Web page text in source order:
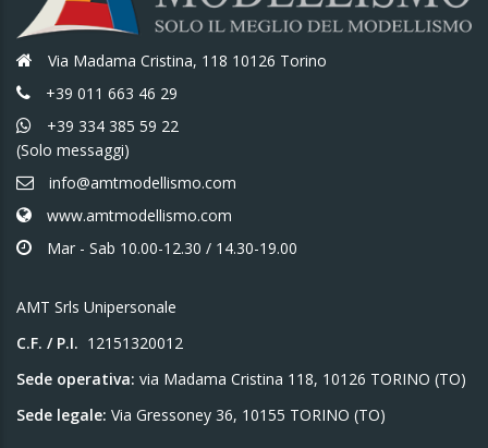
Via Madama Cristina, 118 10126 Torino
+39 011 663 46 29
+39 334 385 59 22
(Solo messaggi)
info@amtmodellismo.com
www.amtmodellismo.com
Mar - Sab 10.00-12.30 / 14.30-19.00
AMT Srls Unipersonale
C.F. / P.I. 12151320012
Sede operativa: via Madama Cristina 118, 10126 TORINO (TO)
Sede legale: Via Gressoney 36, 10155 TORINO (TO)